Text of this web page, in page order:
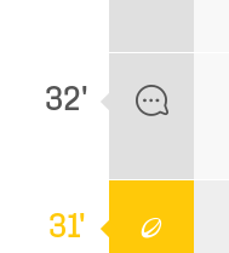
32'
31'